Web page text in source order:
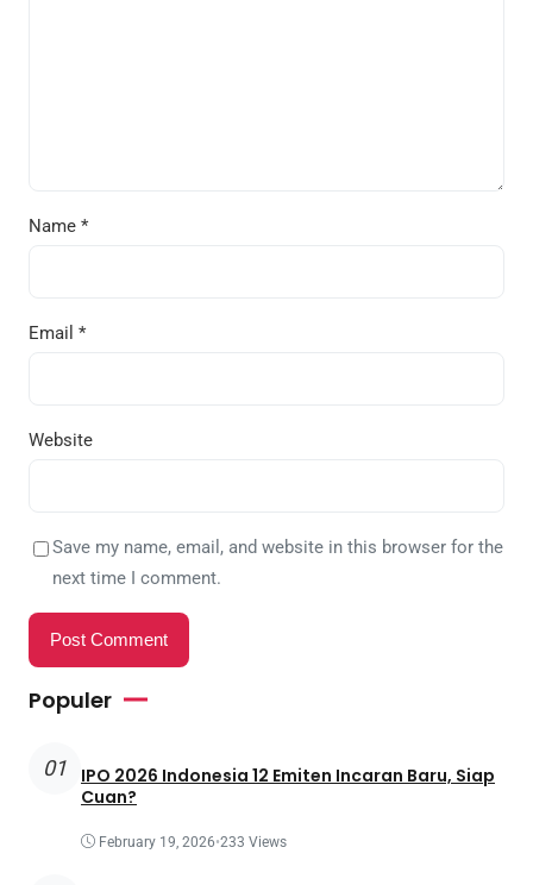
Name *
Email *
Website
Save my name, email, and website in this browser for the
next time I comment.
Populer
01
IPO 2026 Indonesia 12 Emiten Incaran Baru, Siap
Cuan?
February 19, 2026•233 Views